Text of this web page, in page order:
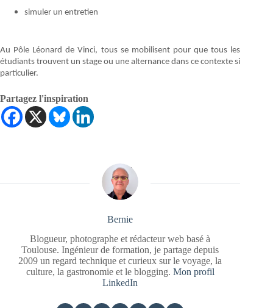
simuler un entretien
Au Pôle Léonard de Vinci, tous se mobilisent pour que tous les
étudiants trouvent un stage ou une alternance dans ce contexte si
particulier.
Partagez l'inspiration
Bernie
Blogueur, photographe et rédacteur web basé à
Toulouse. Ingénieur de formation, je partage depuis
2009 un regard technique et curieux sur le voyage, la
culture, la gastronomie et le blogging. Mon profil
LinkedIn